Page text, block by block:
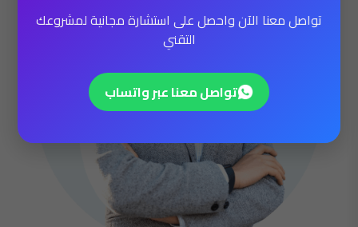
تواصل معنا الآن واحصل على استشارة مجانية لمشروعك
التقني
تواصل معنا عبر واتساب